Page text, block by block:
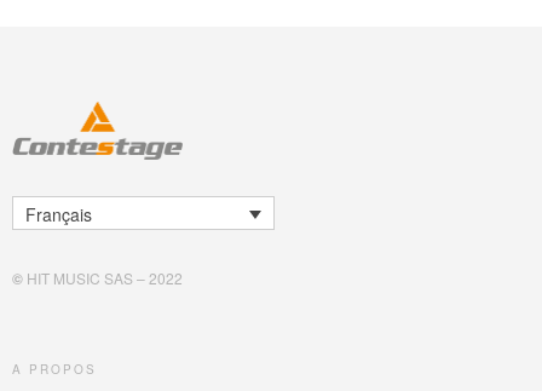
Français
© HIT MUSIC SAS – 2022
A PROPOS